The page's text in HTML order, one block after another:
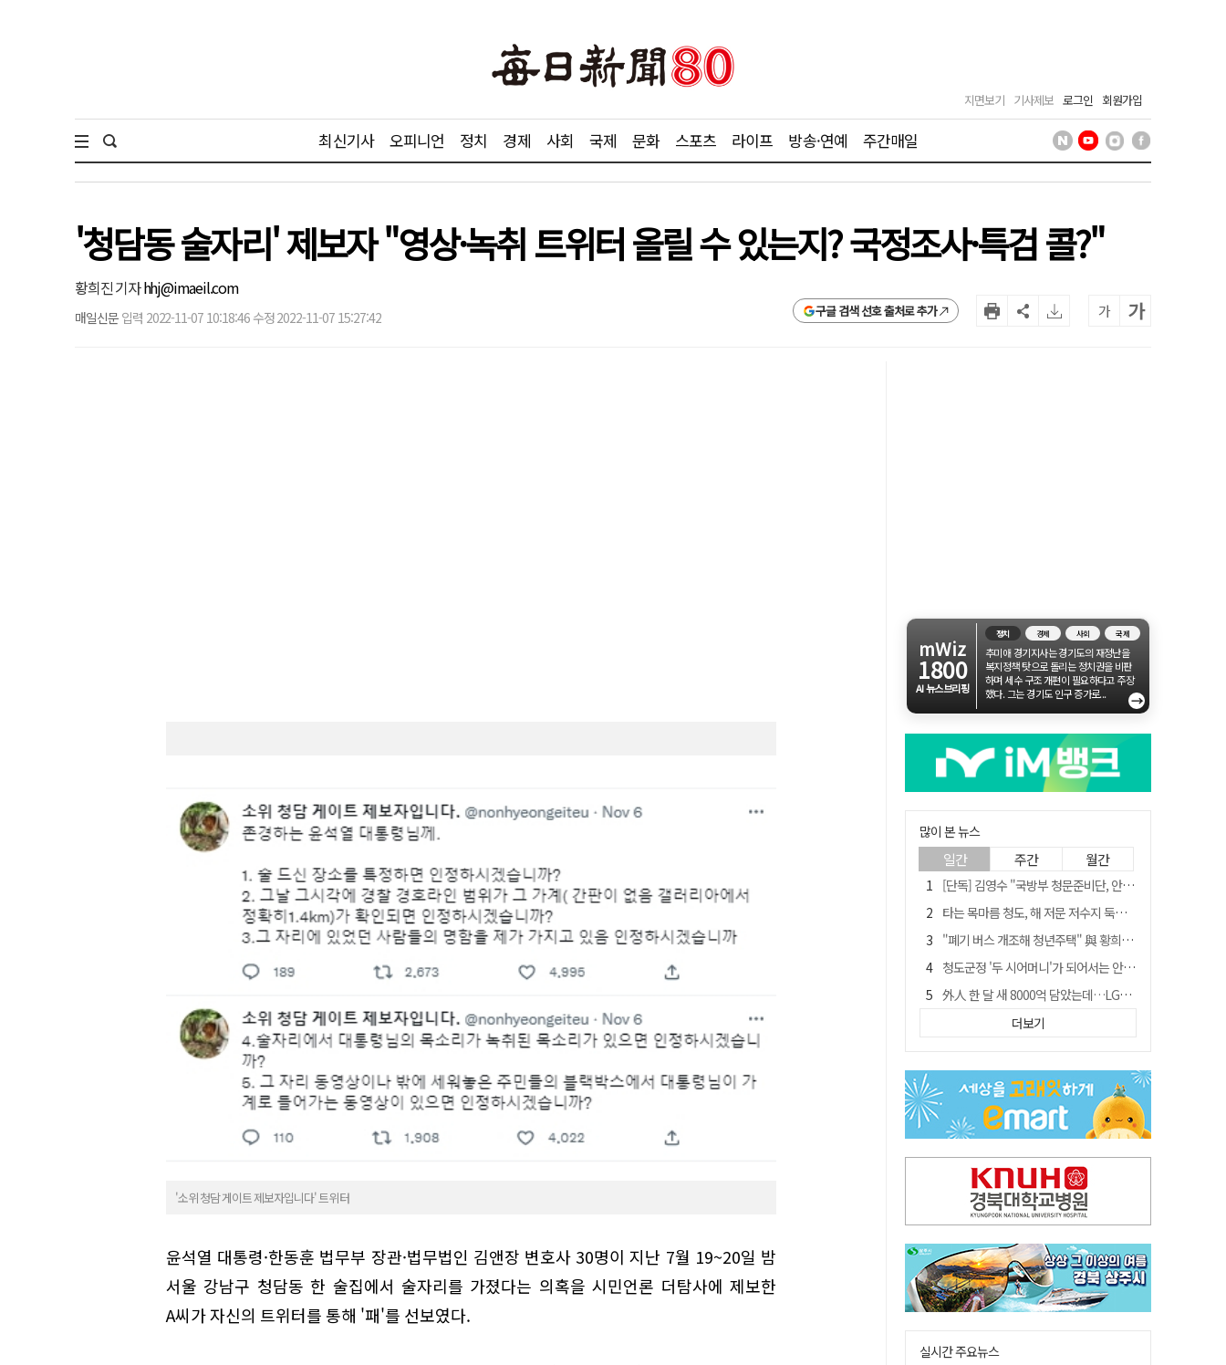
지면보기 기사제보 로그인 회원가입
최신기사 오피니언 정치 경제 사회 국제 문화 스포츠 라이프 방송·연예 주간매일
'청담동 술자리' 제보자 "영상·녹취 트위터 올릴 수 있는지? 국정조사·특검 콜?"
황희진 기자hhj@imaeil.com
매일신문 입력 2022-11-07 10:18:46 수정 2022-11-07 15:27:42 구글 검색 선호 출처로 추가 가 가
'소위 청담 게이트 제보자입니다' 트위터
윤석열 대통령·한동훈 법무부 장관·법무법인 김앤장 변호사 30명이 지난 7월 19~20일 밤
서울 강남구 청담동 한 술집에서 술자리를 가졌다는 의혹을 시민언론 더탐사에 제보한
A씨가 자신의 트위터를 통해 '패'를 선보였다.
mWiz
1800
AI 뉴스브리핑
정치 경제 사회 국제
추미애 경기지사는 경기도의 재정난을
복지정책 탓으로 돌리는 정치권을 비판
하며 세수 구조 개편이 필요하다고 주장
했다. 그는 경기도 인구 증가로...
→
많이 본 뉴스
일간 주간 월간
[단독] 김영수 "국방부 청문준비단, 안규백 탈영 알고있었다"
타는 목마름 청도, 해 저문 저수지 둑에 군수가 서 있었다
"폐기 버스 개조해 청년주택" 與 황희…'딸 학비는 年 4200만원'
청도군정 '두 시어머니'가 되어서는 안된다
外人 한 달 새 8000억 담았는데…LG이노텍 목표주가는 왜 엇갈릴까
임시휴업 들어갔던 홈플러스 영주점, 7일 영업 재개…지하 1층만 운영
SK하이닉스, 주당 375원 분기 배당 공시…"3분기 중 주주환원 방안 확정"
이의준 전 경북도 새마을봉사과장, 제28대 울릉군 부군수 취임
"상법개정해도 주주가 '봉'"…하이닉스 솔리다임 상장설에 술렁[개미와글와글]
더보기
실시간 주요뉴스